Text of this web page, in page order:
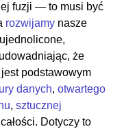
fuzji — to musi być
rozwijamy nasze
że
podstawowym
danych, otwartego
, sztucznej
Dotyczy to